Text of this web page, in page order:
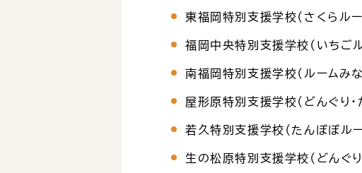
東福岡特別支援学校（さくらルー
福岡中央特別支援学校（いちごル
南福岡特別支援学校（ルームみな
屋形原特別支援学校（どんぐり・
若久特別支援学校（たんぽぽルー
生の松原特別支援学校（どんぐり